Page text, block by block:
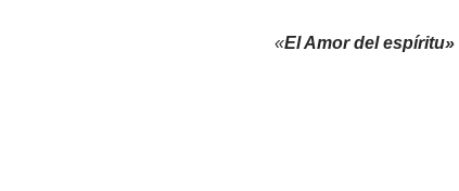
«El Amor del espíritu»